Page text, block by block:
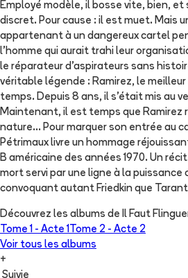
Employé modèle, il bosse vite, bien,
discret. Pour cause : il est muet. Mais
appartenant à un dangereux cartel
l'homme qui aurait trahi leur
le réparateur d'aspirateurs sans
véritable légende : Ramirez, le
temps. Depuis 8 ans, il s'était mis au
Maintenant, il est temps que Ramirez
nature... Pour marquer son entrée au
Pétrimaux livre un hommage
B américaine des années 1970. Un
mort servi par une ligne à la
convoquant autant Friedkin que
Découvrez les albums de Il Faut
Tome 1 - Acte 1 Tome 2 - Acte 2
Voir tous les albums
+
Suivie